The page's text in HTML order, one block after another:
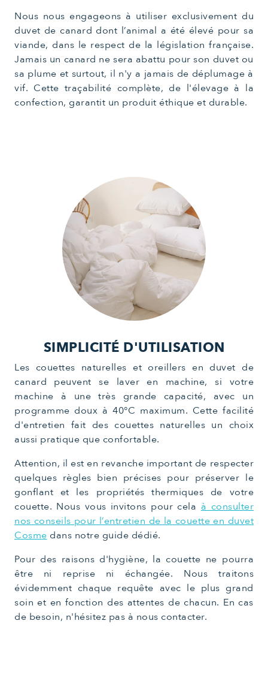
Nous nous engageons à utiliser exclusivement du
duvet de canard dont l’animal a été élevé pour sa
viande, dans le respect de la législation française.
Jamais un canard ne sera abattu pour son duvet ou
sa plume et surtout, il n'y a jamais de déplumage à
vif. Cette traçabilité complète, de l'élevage à la
confection, garantit un produit éthique et durable.
SIMPLICITÉ D'UTILISATION
Les couettes naturelles et oreillers en duvet de
canard peuvent se laver en machine, si votre
machine à une très grande capacité, avec un
programme doux à 40°C maximum. Cette facilité
d'entretien fait des couettes naturelles un choix
aussi pratique que confortable.
Attention, il est en revanche important de respecter
quelques règles bien précises pour préserver le
gonflant et les propriétés thermiques de votre
couette. Nous vous invitons pour cela à consulter
nos conseils pour l’entretien de la couette en duvet
Cosme dans notre guide dédié.
Pour des raisons d'hygiène, la couette ne pourra
être ni reprise ni échangée. Nous traitons
évidemment chaque requête avec le plus grand
soin et en fonction des attentes de chacun. En cas
de besoin, n'hésitez pas à nous contacter.